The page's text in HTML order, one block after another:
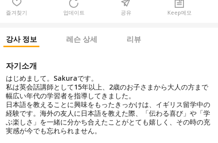
즐겨찾기 업데이트 공유 Keep메모
강사 정보 레슨 상세 리뷰
자기소개
はじめまして。Sakuraです。
私は英会話講師として15年以上、2歳のお子さまから大人の方まで
幅広い年代の学習者を指導してきました。
日本語を教えることに興味をもったきっかけは、イギリス留学中の
経験です。海外の友人に日本語を教えた際、「伝わる喜び」や「学
ぶ楽しさ」を一緒に分かち合えたことがとても嬉しく、その時の充
実感が今でも忘れられません。